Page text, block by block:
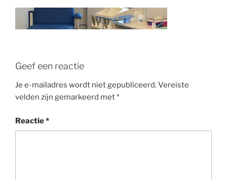
Geef een reactie
Je e-mailadres wordt niet gepubliceerd.Vereiste
velden zijn gemarkeerd met*
Reactie*